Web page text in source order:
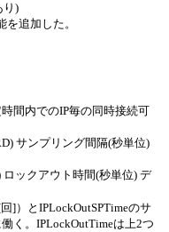
り)
追加した。
でのIP毎の同時接続可
プリング間隔(秒単位)
アウト時間(秒単位) デ
）とIPLockOutSPTimeのサ
く。IPLockOutTimeは上2つ